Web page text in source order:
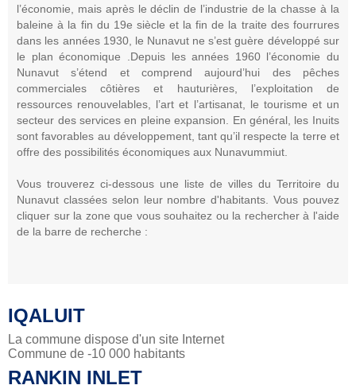
l’économie, mais après le déclin de l’industrie de la chasse à la
baleine à la fin du 19e siècle et la fin de la traite des fourrures
dans les années 1930, le Nunavut ne s’est guère développé sur
le plan économique .Depuis les années 1960 l’économie du
Nunavut s’étend et comprend aujourd’hui des pêches
commerciales côtières et hauturières, l’exploitation de
ressources renouvelables, l’art et l’artisanat, le tourisme et un
secteur des services en pleine expansion. En général, les Inuits
sont favorables au développement, tant qu’il respecte la terre et
offre des possibilités économiques aux Nunavummiut.
Vous trouverez ci-dessous une liste de villes du Territoire du
Nunavut classées selon leur nombre d'habitants. Vous pouvez
cliquer sur la zone que vous souhaitez ou la rechercher à l'aide
de la barre de recherche :
IQALUIT
La commune dispose d'un site Internet
Commune de -10 000 habitants
RANKIN INLET